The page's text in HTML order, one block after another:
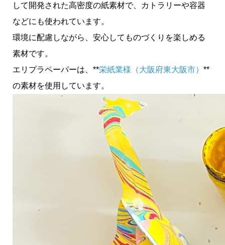
して開発された高密度の紙素材で、カトラリーや容器
などにも使われています。
環境に配慮しながら、安心してものづくりを楽しめる
素材です。
エリプラペーパーは、**栄紙業様（大阪府東大阪市） **
の素材を使用しています。